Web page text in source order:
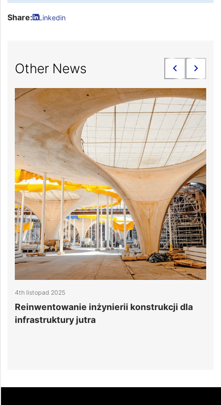
Share: Linkedin
Other News
konstrukcji dla
10 Trendów w